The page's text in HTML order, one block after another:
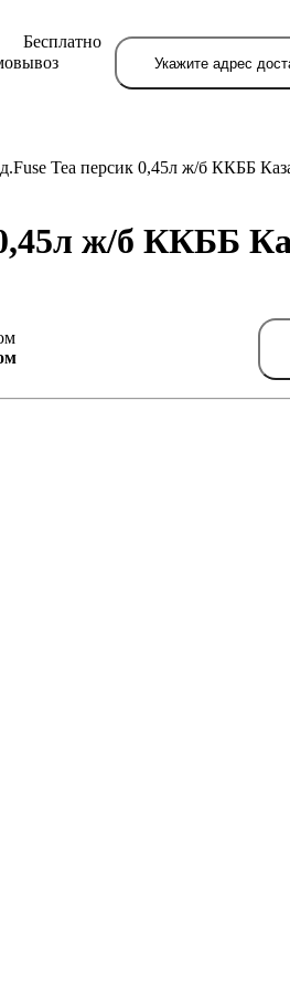
Бесплатно
Укажите адрес
Tea персик 0,45л ж/б ККББ
ж/б ККББ
В
Тут появятся